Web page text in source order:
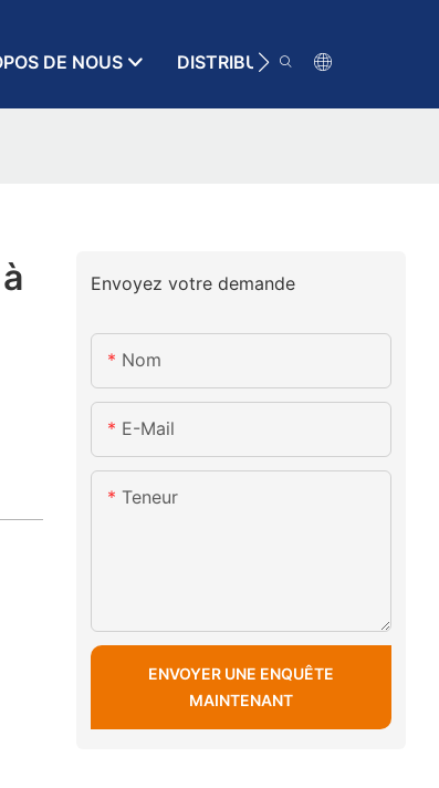
DE NOUS DISTRIBUTEUR
Envoyez votre demande
Nom
E-Mail
Teneur
ENVOYER UNE ENQUÊTE
MAINTENANT